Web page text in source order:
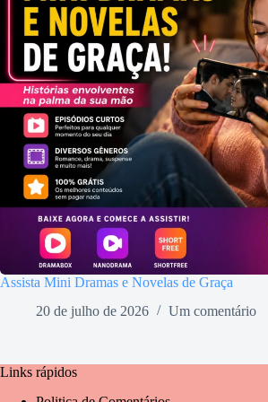
Assista Mini Dramas e Novelas de Graça
20 de julho de 2026
Um comentário
Links rápidos